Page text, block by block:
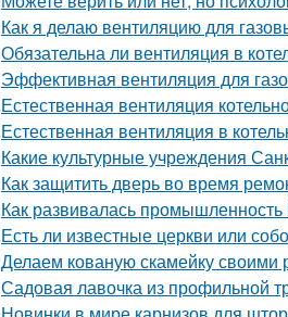
Как я делаю вентиляцию для
Обязательна ли вентиляция в
Эффективная вентиляция для
Естественная вентиляция
Естественная вентиляция в
Какие культурные учреждения
Как защитить дверь во время
Как развивалась
Есть ли известные церкви или
Делаем кованую скамейку своими
Садовая лавочка из профильной